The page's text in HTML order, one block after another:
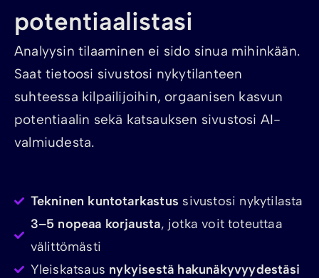
potentiaalistasi
Analyysin tilaaminen ei sido sinua mihinkään.
Saat tietoosi sivustosi nykytilanteen
suhteessa kilpailijoihin, orgaanisen kasvun
potentiaalin sekä katsauksen sivustosi AI-
valmiudesta.
Tekninen kuntotarkastus sivustosi nykytilasta
3–5 nopeaa korjausta, jotka voit toteuttaa
välittömästi
Yleiskatsaus nykyisestä hakunäkyvyydestäsi